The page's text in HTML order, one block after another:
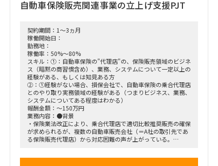
自動車保険販売関連事業の立上げ支援PJT
契約期間：1～3ヵ月
稼働開始日：
勤務地：
稼働率：50%～80%
スキル：①：自動車保険の"代理店"の、保険販売領域のビジネ
ス（暗黙の商習慣含め）、業務、システムについて一定以上の
経験がある、もしくは知見ある方
②：①経験がない場合、損保会社で、自動車保険の乗合代理店
とのやり取り実務領域の経験がある（つまりビジネス、業務、
システムについてある程度はわかる）
報酬金額：～150万円
業務内容：●背景
・保険業法改正により、乗合代理店で適切比較推奨販売の確保
が求められるが、複数の自動車販売会社（＝A社の取引先であ
る保険販売代理店）から対応困難の声が上がっている。